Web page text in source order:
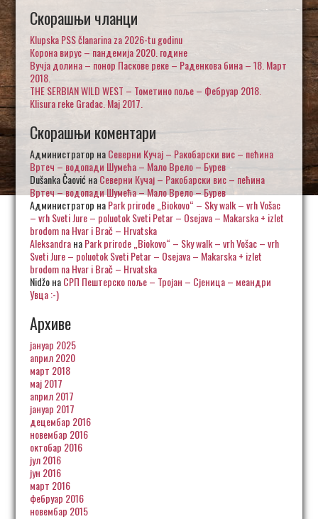
Скорашњи чланци
Klupska PSS članarina za 2026-tu godinu
Корона вирус – пандемија 2020. године
Вучја долина – понор Паскове реке – Раденкова бина – 18. Март
2018.
THE SERBIAN WILD WEST – Тометино поље – Фебруар 2018.
Klisura reke Gradac. Maj 2017.
Скорашњи коментари
Администратор наСеверни Кучај – Ракобарски вис – пећина
Вртеч – водопади Шумећа – Мало Врело – Бурев
Dušanka ČaovićнаСеверни Кучај – Ракобарски вис – пећина
Вртеч – водопади Шумећа – Мало Врело – Бурев
Администратор наPark prirode „Biokovo“ – Sky walk – vrh Vošac
– vrh Sveti Jure – poluotok Sveti Petar – Osejava – Makarska + izlet
brodom na Hvar i Brač – Hrvatska
AleksandraнаPark prirode „Biokovo“ – Sky walk – vrh Vošac – vrh
Sveti Jure – poluotok Sveti Petar – Osejava – Makarska + izlet
brodom na Hvar i Brač – Hrvatska
NidžoнаСРП Пештерско поље – Тројан – Сјеница – меандри
Увца :-)
Архиве
јануар 2025
април 2020
март 2018
мај 2017
април 2017
јануар 2017
децембар 2016
новембар 2016
октобар 2016
јул 2016
јун 2016
март 2016
фебруар 2016
новембар 2015